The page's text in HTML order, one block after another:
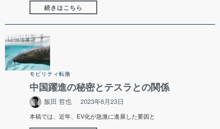
続きはこちら
モビリティ転換
中国躍進の秘密とテスラとの関係
飯田 哲也 2023年6月23日
本稿では、近年、EV化が急激に進展した要因と